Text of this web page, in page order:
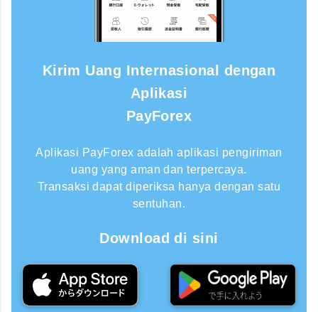
Kirim Uang Internasional dengan
Aplikasi
PayForex
Aplikasi PayForex adalah aplikasi pengiriman
uang yang aman dan terpercaya.
Transaksi dapat diperiksa hanya dengan satu
sentuhan.
Download di sini